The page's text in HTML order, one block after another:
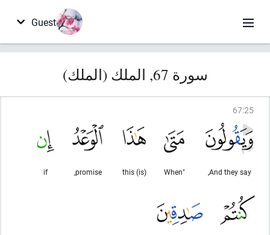
Guest
سورة 67, الملك (الملك)
67:25
And they say,
"When
(is) this
promise,
if